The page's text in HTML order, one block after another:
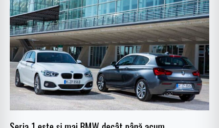
este
şi
mai
BMW
decât
până
acum